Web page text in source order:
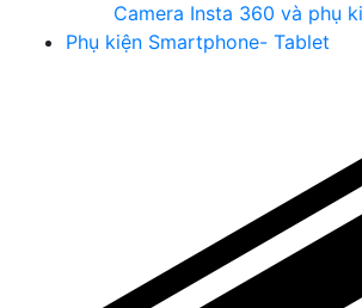
Camera Insta 360 và phụ
Phụ kiện Smartphone- Tablet